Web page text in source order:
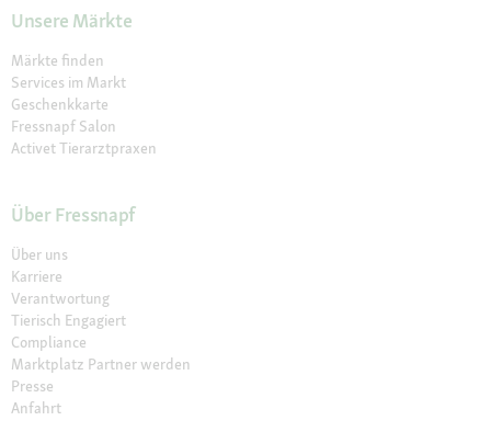
Unsere Märkte
Märkte finden
Services im Markt
Geschenkkarte
Fressnapf Salon
Activet Tierarztpraxen
Über Fressnapf
Über uns
Karriere
Verantwortung
Tierisch Engagiert
Compliance
Marktplatz Partner werden
Presse
Anfahrt